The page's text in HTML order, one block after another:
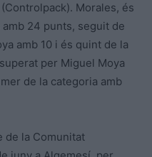
Morales, és
24 punts, seguit de
amb 10 i és quint de la
per Miguel Moya
de la categoria amb
de la Comunitat